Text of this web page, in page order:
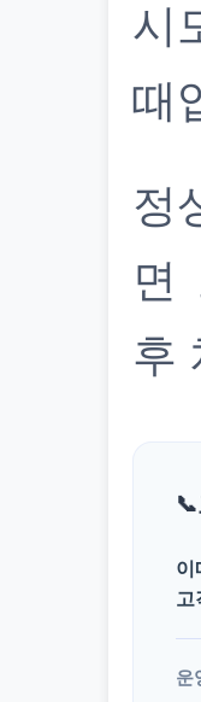
시
때
정
면
후
이
고
운